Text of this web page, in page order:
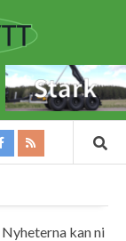
kan ni